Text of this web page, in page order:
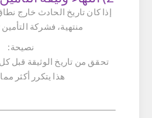
إذا كان تاريخ الحادث خارج
منتهية، فشركة
نصيحة:
تحقق من تاريخ الوثيقة قبل
هذا يتكرر أكثر